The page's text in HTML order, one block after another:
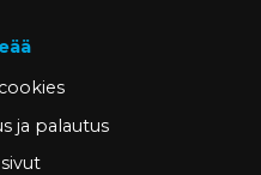
ja palautus